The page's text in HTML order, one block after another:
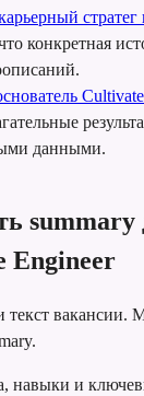
стратег
конкретная
данными.
Engineer
текст вакансии.
навыки и